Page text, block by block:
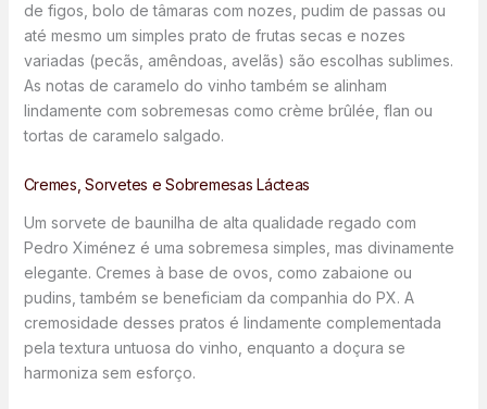
de figos, bolo de tâmaras com nozes, pudim de passas ou
até mesmo um simples prato de frutas secas e nozes
variadas (pecãs, amêndoas, avelãs) são escolhas sublimes.
As notas de caramelo do vinho também se alinham
lindamente com sobremesas como crème brûlée, flan ou
tortas de caramelo salgado.
Cremes, Sorvetes e Sobremesas Lácteas
Um sorvete de baunilha de alta qualidade regado com
Pedro Ximénez é uma sobremesa simples, mas divinamente
elegante. Cremes à base de ovos, como zabaione ou
pudins, também se beneficiam da companhia do PX. A
cremosidade desses pratos é lindamente complementada
pela textura untuosa do vinho, enquanto a doçura se
harmoniza sem esforço.